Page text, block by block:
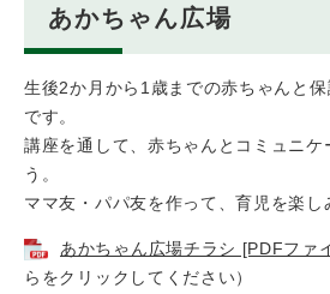
あかちゃん広場
生後2か月から1歳までの赤ちゃんと
です。
講座を通して、赤ちゃんとコミュニケ
う。
ママ友・パパ友を作って、育児を楽し
あかちゃん広場チラシ [PDFファ
らをクリックしてください）